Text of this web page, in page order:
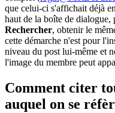
que celui-ci s'affichait déjà
haut de la boîte de dialogue,
Rechercher, obtenir le
cette démarche n'est pour
niveau du post lui-même et
l'image du membre peut
Comment citer
auquel on se